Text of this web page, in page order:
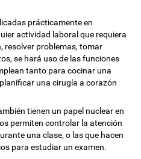
prácticamente en
actividad laboral que requiera
resolver problemas, tomar
se hará uso de las funciones
tanto para cocinar una
una cirugía a corazón
tienen un papel nuclear en
permiten controlar la atención
una clase, o las que hacen
para estudiar un examen.